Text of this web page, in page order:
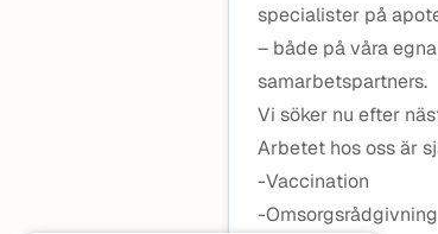
specialister på
– både på våra
samarbetspartners.
Vi söker nu efter
Arbetet hos oss är
-Vaccination
-Omsorgsrådgivning